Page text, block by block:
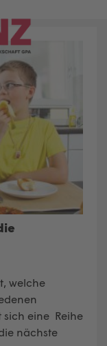
welche
sich eine Reihe
nächste